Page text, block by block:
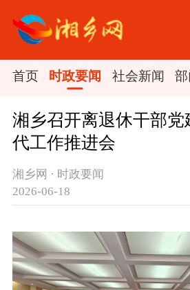
首页 时政要闻 社会新闻
湘乡召开离退休干部党
代工作推进会
湘乡网 · 时政要闻
2026-06-18